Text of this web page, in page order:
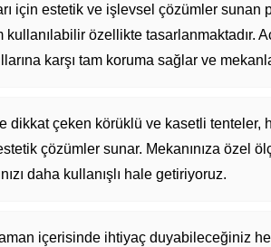
için estetik ve işlevsel çözümler sunan
özellikte tasarlanmaktadır.
karşı tam koruma sağlar ve
dikkat çeken körüklü ve kasetli tenteler,
çözümler sunar. Mekanınıza özel
daha kullanışlı hale getiriyoruz.
içerisinde ihtiyaç duyabileceğiniz